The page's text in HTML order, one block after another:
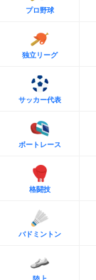
プロ野球
独立リーグ
サッカー代表
ボートレース
格闘技
バドミントン